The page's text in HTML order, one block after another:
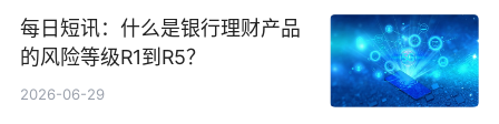
每日短讯：什么是银行理财产品
的风险等级R1到R5？
2026-06-29